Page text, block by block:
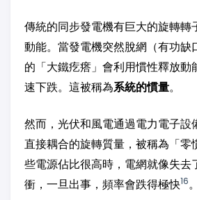
傳統的同步發電機有巨大的旋轉轉
動能。當發電機突然脫網（有功缺
的「大鐵疙瘩」會利用慣性釋放動
速下跌。這被稱為系統的慣量。
然而，光伏和風電通過電力電子設
直接耦合的旋轉質量，被稱為「零
些電源佔比很高時，電網就像失去
衝，一旦出事，頻率會跌得極快16。